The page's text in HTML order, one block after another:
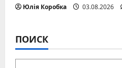
Юлія Коробка 03.08.2026
ПОИСК